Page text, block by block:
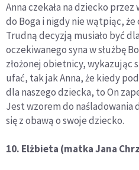
Anna czekała na dziecko
do Boga i nigdy nie wątpiąc,
Trudną decyzją musiało być
oczekiwanego syna w służbę
złożonej obietnicy, wykazując
ufać, tak jak Anna, że kiedy
dla naszego dziecka, to On
Jest wzorem do naśladowania
się z obawą o swoje dziecko.
10. Elżbieta (matka Jana